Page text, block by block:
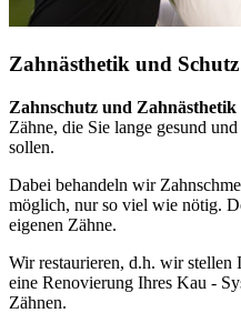
Zahnästhetik und
Zahnschutz und Zahnästhetik
Zähne, die Sie lange gesund
sollen.
Dabei behandeln wir
möglich, nur so viel wie nötig.
eigenen Zähne.
Wir restaurieren, d.h. wir stellen
eine Renovierung Ihres Kau -
Zähnen.